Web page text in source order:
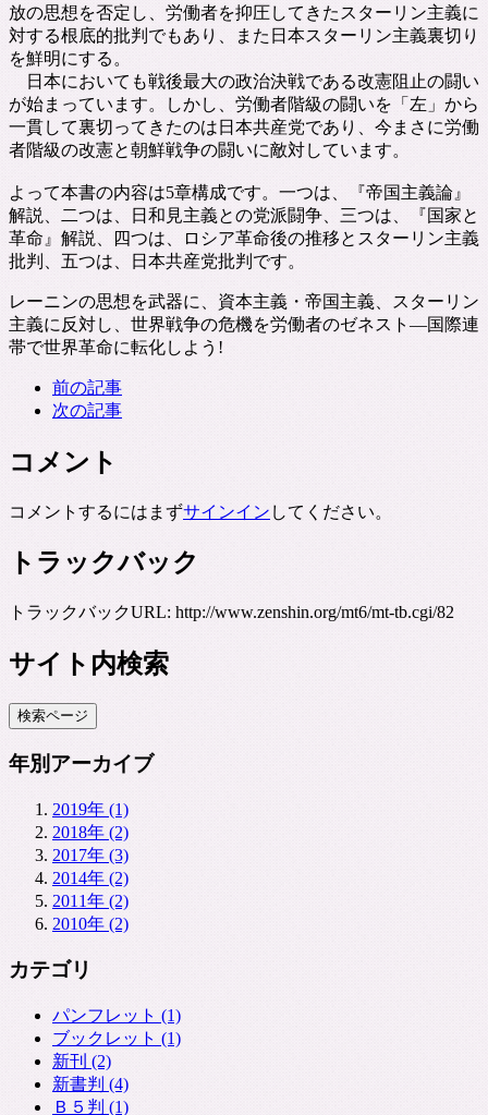
放の思想を否定し、労働者を抑圧してきたスターリン主義に
対する根底的批判でもあり、また日本スターリン主義裏切り
を鮮明にする。
日本においても戦後最大の政治決戦である改憲阻止の闘い
が始まっています。しかし、労働者階級の闘いを「左」から
一貫して裏切ってきたのは日本共産党であり、今まさに労働
者階級の改憲と朝鮮戦争の闘いに敵対しています。
よって本書の内容は5章構成です。一つは、『帝国主義論』
解説、二つは、日和見主義との党派闘争、三つは、『国家と
革命』解説、四つは、ロシア革命後の推移とスターリン主義
批判、五つは、日本共産党批判です。
レーニンの思想を武器に、資本主義・帝国主義、スターリン
主義に反対し、世界戦争の危機を労働者のゼネスト―国際連
帯で世界革命に転化しよう!
前の記事
次の記事
コメント
コメントするにはまずサインイン してください。
トラックバック
トラックバックURL: http://www.zenshin.org/mt6/mt-tb.cgi/82
サイト内検索
年別アーカイブ
2019年 (1)
2018年 (2)
2017年 (3)
2014年 (2)
2011年 (2)
2010年 (2)
カテゴリ
パンフレット (1)
ブックレット (1)
新刊 (2)
新書判 (4)
Ｂ５判 (1)